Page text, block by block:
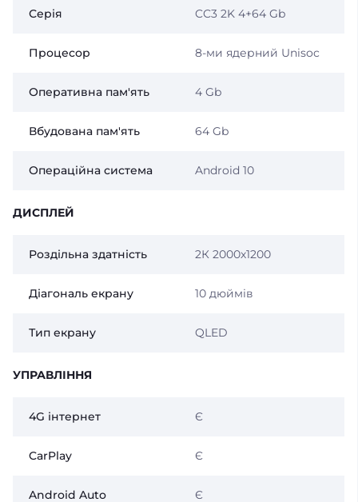
Серія CC3 2K 4+64 Gb
Процесор 8-ми ядерний Unisoc
Оперативна пам'ять 4 Gb
Вбудована пам'ять 64 Gb
Операційна система Android 10
ДИСПЛЕЙ
Роздільна здатність 2К 2000х1200
Діагональ екрану 10 дюймів
Тип екрану QLED
УПРАВЛІННЯ
4G інтернет Є
CarPlay Є
Android Auto Є